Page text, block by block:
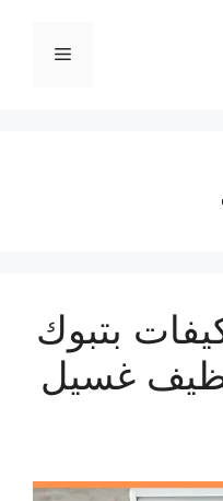
القائمة
بتبوك
غسيل